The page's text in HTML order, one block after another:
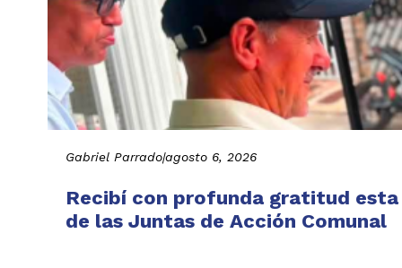
Gabriel Parrado|agosto 6, 2026
Recibí con profunda gratitud
de las Juntas de Acción Comunal